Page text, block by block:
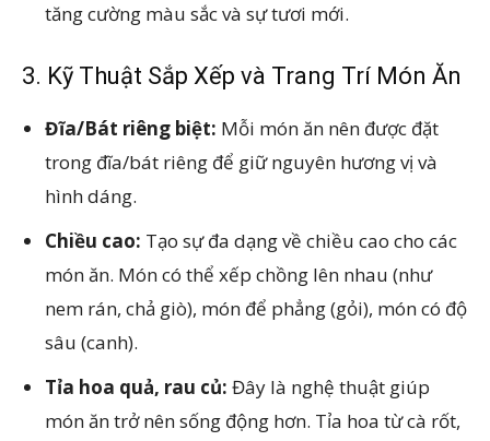
tăng cường màu sắc và sự tươi mới.
3. Kỹ Thuật Sắp Xếp và Trang Trí Món Ăn
Đĩa/Bát riêng biệt: Mỗi món ăn nên được đặt
trong đĩa/bát riêng để giữ nguyên hương vị và
hình dáng.
Chiều cao: Tạo sự đa dạng về chiều cao cho các
món ăn. Món có thể xếp chồng lên nhau (như
nem rán, chả giò), món để phẳng (gỏi), món có độ
sâu (canh).
Tỉa hoa quả, rau củ: Đây là nghệ thuật giúp
món ăn trở nên sống động hơn. Tỉa hoa từ cà rốt,